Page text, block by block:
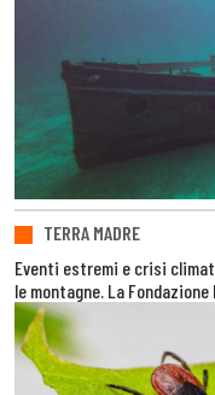
TERRA MADRE
Eventi estremi e crisi
le montagne. La